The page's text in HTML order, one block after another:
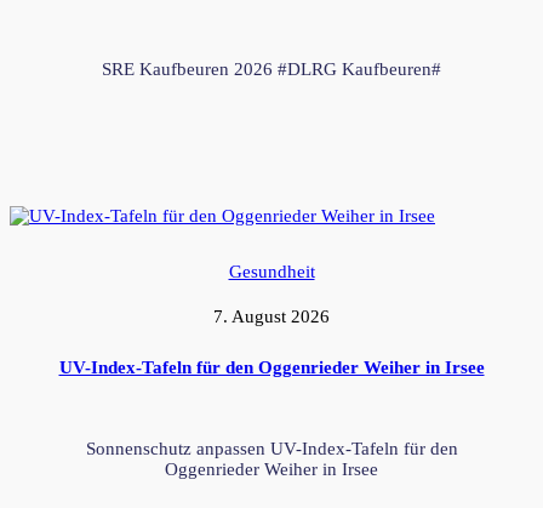
SRE Kaufbeuren 2026 #DLRG Kaufbeuren#
Gesundheit
7. August 2026
UV-Index-Tafeln für den Oggenrieder Weiher in Irsee
Sonnenschutz anpassen UV-Index-Tafeln für den
Oggenrieder Weiher in Irsee